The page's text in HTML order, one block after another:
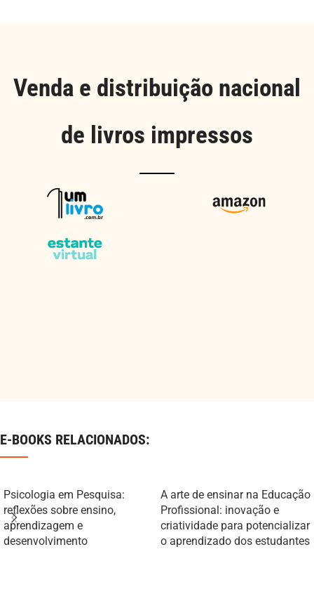
Venda e distribuição nacional
de livros impressos
E-BOOKS RELACIONADOS:
Psicologia em Pesquisa:
reflexões sobre ensino,
aprendizagem e
desenvolvimento
A arte de ensinar na Educação
Profissional: inovação e
criatividade para potencializar
o aprendizado dos estudantes